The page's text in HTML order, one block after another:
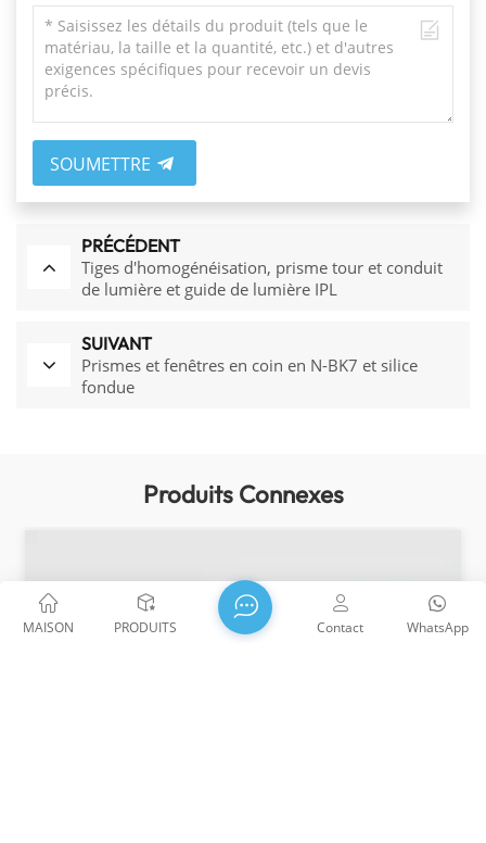
SOUMETTRE
PRÉCÉDENT
Tiges d'homogénéisation, prisme tour et conduit
de lumière et guide de lumière IPL
SUIVANT
Prismes et fenêtres en coin en N-BK7 et silice
fondue
Produits Connexes
MAISON PRODUITS WhatsApp
Contact